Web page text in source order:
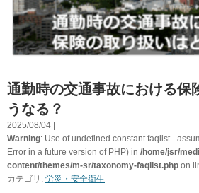
通勤時の交通事故における保
うなる？
2025/08/04 |
Warning: Use of undefined constant faqlist -
Error in a future version of PHP) in /home/jsr/
content/themes/m-sr/taxonomy-faqlist.php on
カテゴリ: 労災・安全衛生